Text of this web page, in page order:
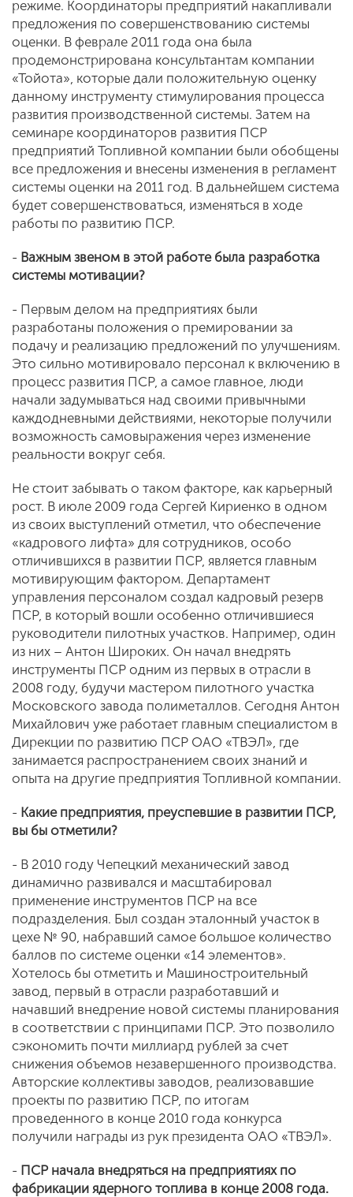
режиме. Координаторы предприятий накапливали
предложения по совершенствованию системы
оценки. В феврале 2011 года она была
продемонстрирована консультантам компании
«Тойота», которые дали положительную оценку
данному инструменту стимулирования процесса
развития производственной системы. Затем на
семинаре координаторов развития ПСР
предприятий Топливной компании были обобщены
все предложения и внесены изменения в регламент
системы оценки на 2011 год. В дальнейшем система
будет совершенствоваться, изменяться в ходе
работы по развитию ПСР.
- Важным звеном в этой работе была разработка
системы мотивации?
- Первым делом на предприятиях были
разработаны положения о премировании за
подачу и реализацию предложений по улучшениям.
Это сильно мотивировало персонал к включению в
процесс развития ПСР, а самое главное, люди
начали задумываться над своими привычными
каждодневными действиями, некоторые получили
возможность самовыражения через изменение
реальности вокруг себя.
Не стоит забывать о таком факторе, как карьерный
рост. В июле 2009 года Сергей Кириенко в одном
из своих выступлений отметил, что обеспечение
«кадрового лифта» для сотрудников, особо
отличившихся в развитии ПСР, является главным
мотивирующим фактором. Департамент
управления персоналом создал кадровый резерв
ПСР, в который вошли особенно отличившиеся
руководители пилотных участков. Например, один
из них – Антон Широких. Он начал внедрять
инструменты ПСР одним из первых в отрасли в
2008 году, будучи мастером пилотного участка
Московского завода полиметаллов. Сегодня Антон
Михайлович уже работает главным специалистом в
Дирекции по развитию ПСР ОАО «ТВЭЛ», где
занимается распространением своих знаний и
опыта на другие предприятия Топливной компании.
- Какие предприятия, преуспевшие в развитии ПСР,
вы бы отметили?
- В 2010 году Чепецкий механический завод
динамично развивался и масштабировал
применение инструментов ПСР на все
подразделения. Был создан эталонный участок в
цехе № 90, набравший самое большое количество
баллов по системе оценки «14 элементов».
Хотелось бы отметить и Машиностроительный
завод, первый в отрасли разработавший и
начавший внедрение новой системы планирования
в соответствии с принципами ПСР. Это позволило
сэкономить почти миллиард рублей за счет
снижения объемов незавершенного производства.
Авторские коллективы заводов, реализовавшие
проекты по развитию ПСР, по итогам
проведенного в конце 2010 года конкурса
получили награды из рук президента ОАО «ТВЭЛ».
- ПСР начала внедряться на предприятиях по
фабрикации ядерного топлива в конце 2008 года.